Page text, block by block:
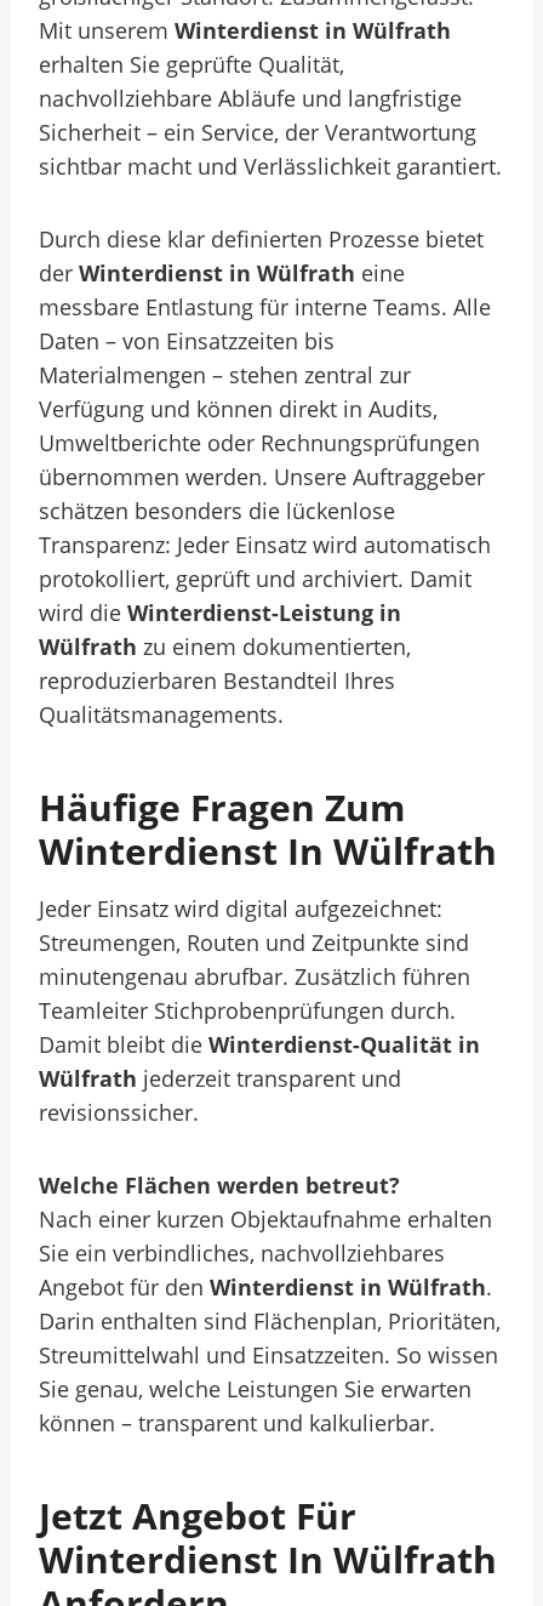
Mit unserem Winterdienst in Wülfrath
erhalten Sie geprüfte Qualität,
nachvollziehbare Abläufe und langfristige
Sicherheit – ein Service, der Verantwortung
sichtbar macht und Verlässlichkeit garantiert.
Durch diese klar definierten Prozesse bietet
der Winterdienst in Wülfrath eine
messbare Entlastung für interne Teams. Alle
Daten – von Einsatzzeiten bis
Materialmengen – stehen zentral zur
Verfügung und können direkt in Audits,
Umweltberichte oder Rechnungsprüfungen
übernommen werden. Unsere Auftraggeber
schätzen besonders die lückenlose
Transparenz: Jeder Einsatz wird automatisch
protokolliert, geprüft und archiviert. Damit
wird die Winterdienst-Leistung in
Wülfrath zu einem dokumentierten,
reproduzierbaren Bestandteil Ihres
Qualitätsmanagements.
Häufige Fragen Zum
Winterdienst In Wülfrath
Jeder Einsatz wird digital aufgezeichnet:
Streumengen, Routen und Zeitpunkte sind
minutengenau abrufbar. Zusätzlich führen
Teamleiter Stichprobenprüfungen durch.
Damit bleibt die Winterdienst-Qualität in
Wülfrath jederzeit transparent und
revisionssicher.
Welche Flächen werden betreut?
Nach einer kurzen Objektaufnahme erhalten
Sie ein verbindliches, nachvollziehbares
Angebot für den Winterdienst in Wülfrath.
Darin enthalten sind Flächenplan, Prioritäten,
Streumittelwahl und Einsatzzeiten. So wissen
Sie genau, welche Leistungen Sie erwarten
können – transparent und kalkulierbar.
Jetzt Angebot Für
Winterdienst In Wülfrath